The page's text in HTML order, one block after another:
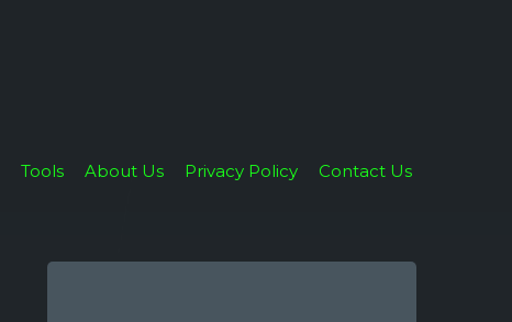
Tools About Us Privacy Policy Contact Us